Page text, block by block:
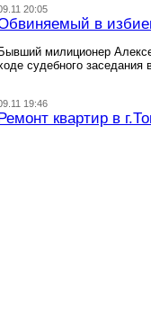
20:05
в
Бывший милиционер
судебного
19:46
квартир в